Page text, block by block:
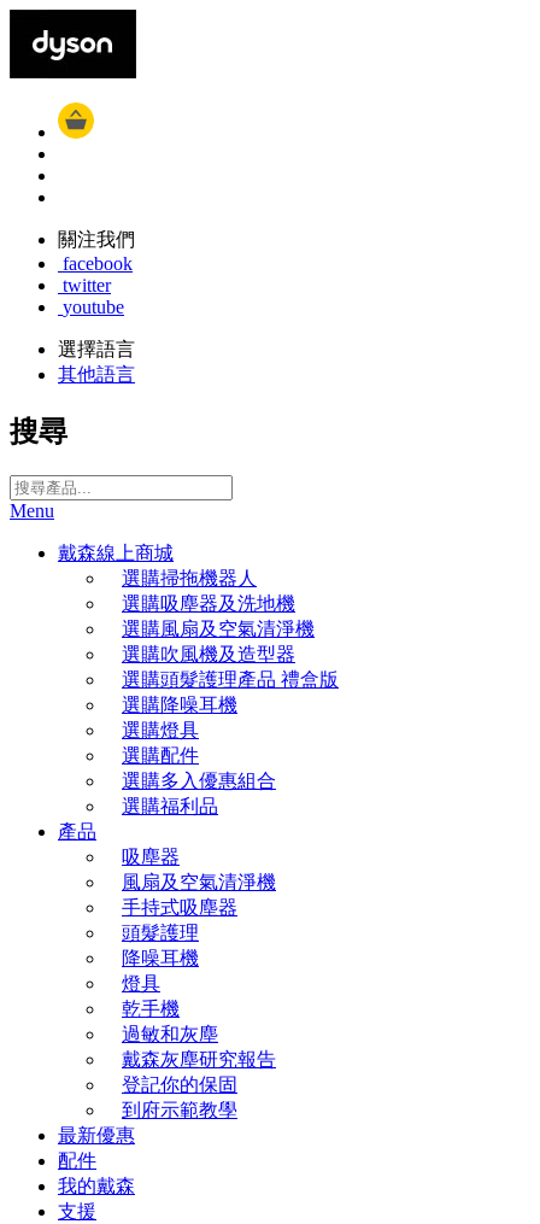
關注我們
facebook
twitter
youtube
選擇語言
其他語言
搜尋
Menu
戴森線上商城
選購掃拖機器人
選購吸塵器及洗地機
選購風扇及空氣清淨機
選購吹風機及造型器
選購頭髮護理產品 禮盒版
選購降噪耳機
選購燈具
選購配件
選購多入優惠組合
選購福利品
產品
吸塵器
風扇及空氣清淨機
手持式吸塵器
頭髮護理
降噪耳機
燈具
乾手機
過敏和灰塵
戴森灰塵研究報告
登記你的保固
到府示範教學
最新優惠
配件
我的戴森
支援